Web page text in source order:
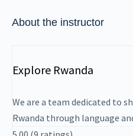
About the instructor
Explore Rwanda
We are a team dedicated to
Rwanda through language